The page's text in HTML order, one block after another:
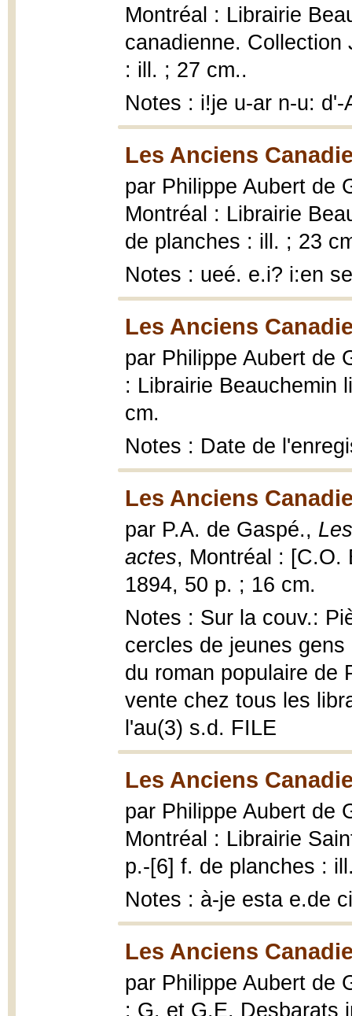
Montréal : Librairie
canadienne.
: ill. ; 27 cm..
Notes : i!je u-ar n-u: d'-
Les Anciens
par Philippe Aubert de
Montréal : Librairie
de planches : ill. ; 23
Notes : ueé. e.i? i:en
Les Anciens
par Philippe Aubert de
: Librairie Beauchemin
cm.
Notes : Date de
Les Anciens
par P.A. de Gaspé.,
actes, Montréal : [C.O.
1894, 50 p. ; 16 cm.
Notes : Sur la couv.:
cercles de jeunes
du roman populaire de
vente chez tous les
l'au(3) s.d. FILE
Les Anciens
par Philippe Aubert de
Montréal : Librairie
p.-[6] f. de planches :
Notes : à-je esta e.de
Les Anciens
par Philippe Aubert de
: G. et G.E. Desbarats